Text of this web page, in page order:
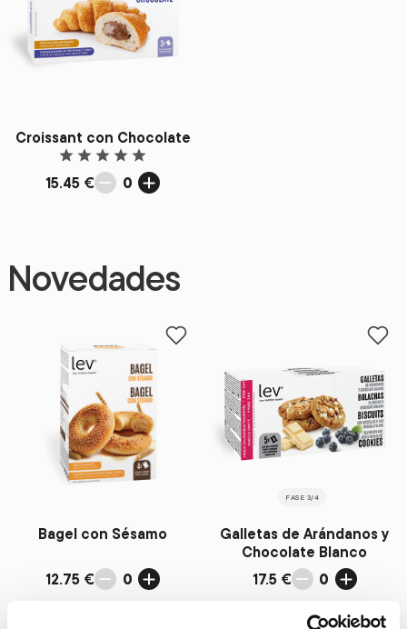
Croissant con Chocolate
15.45 € 0
Novedades
Add to favorites
Bagel con Sésamo
12.75 € 0
FASE 3/4
Add
Galletas de Arándanos y
Chocolate Blanco
17.5 €
0